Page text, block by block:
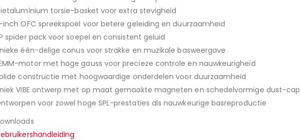
torsie-basket voor extra stevigheid
inch OFC spreekspoel voor betere geleiding en duurzaamheid
spider pack voor soepel en consistent geluid
één-delige conus voor strakke en muzikale basweergave
motor met hoge gauss voor precieze controle en nauwkeurigheid
constructie met hoogwaardige onderdelen voor duurzaamheid
VIBE ontwerp met op maat gemaakte magneten en schedelvormige dust-cap
voor zowel hoge SPL-prestaties als nauwkeurige basreproductie